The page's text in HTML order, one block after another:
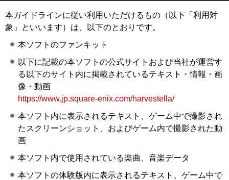
本ガイドラインに従い利用いただけるもの（以下「利用対
象」といいます）は、以下のとおりです。
本ソフトのファンキット
以下に記載の本ソフトの公式サイトおよび当社が運営す
る以下のサイト内に掲載されているテキスト・情報・画
像・動画
https://www.jp.square-enix.com/harvestella/
本ソフト内に表示されるテキスト、ゲーム中で撮影され
たスクリーンショット、およびゲーム内で撮影された動
画
本ソフト内で使用されている楽曲、音楽データ
本ソフトの体験版内に表示されるテキスト、ゲーム中で